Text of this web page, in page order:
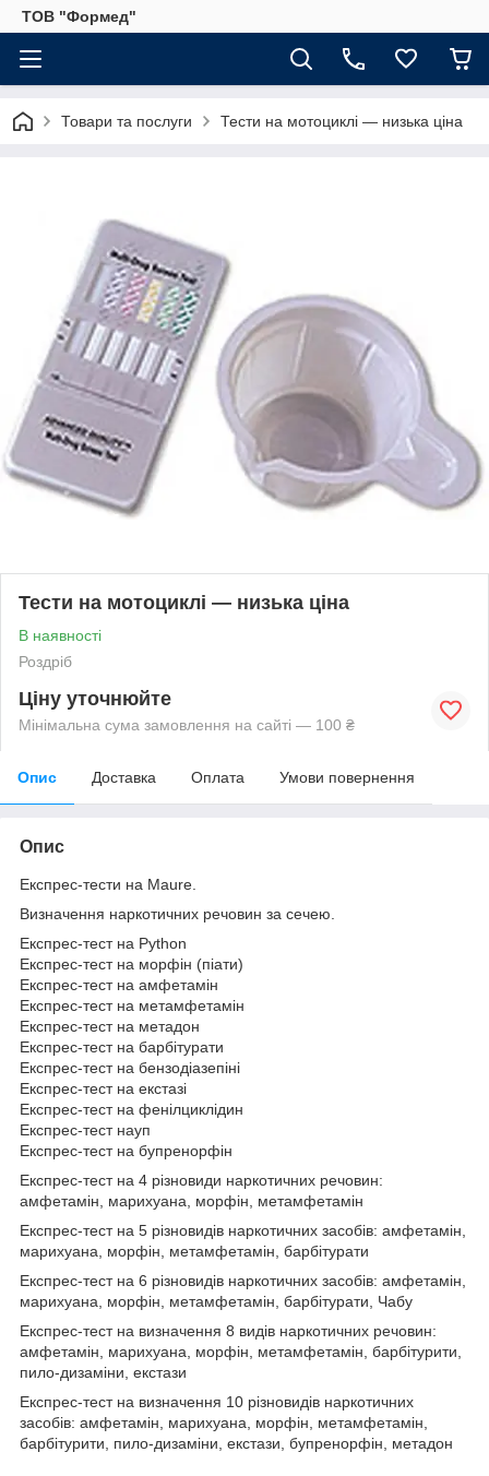
ТОВ "Формед"
Товари та послуги Тести на мотоциклі — низька ціна
Тести на мотоциклі — низька ціна
В наявності
Роздріб
Ціну уточнюйте
Мінімальна сума замовлення на сайті — 100 ₴
Опис Доставка Оплата Умови повернення
Опис
Експрес-тести на Maure.
Визначення наркотичних речовин за сечею.
Експрес-тест на Python
Експрес-тест на морфін (піати)
Експрес-тест на амфетамін
Експрес-тест на метамфетамін
Експрес-тест на метадон
Експрес-тест на барбітурати
Експрес-тест на бензодіазепіні
Експрес-тест на екстазі
Експрес-тест на фенілциклідин
Експрес-тест науп
Експрес-тест на бупренорфін
Експрес-тест на 4 різновиди наркотичних речовин:
амфетамін, марихуана, морфін, метамфетамін
Експрес-тест на 5 різновидів наркотичних засобів: амфетамін,
марихуана, морфін, метамфетамін, барбітурати
Експрес-тест на 6 різновидів наркотичних засобів: амфетамін,
марихуана, морфін, метамфетамін, барбітурати, Чабу
Експрес-тест на визначення 8 видів наркотичних речовин:
амфетамін, марихуана, морфін, метамфетамін, барбітурити,
пило-дизаміни, екстази
Експрес-тест на визначення 10 різновидів наркотичних
засобів: амфетамін, марихуана, морфін, метамфетамін,
барбітурити, пило-дизаміни, екстази, бупренорфін, метадон